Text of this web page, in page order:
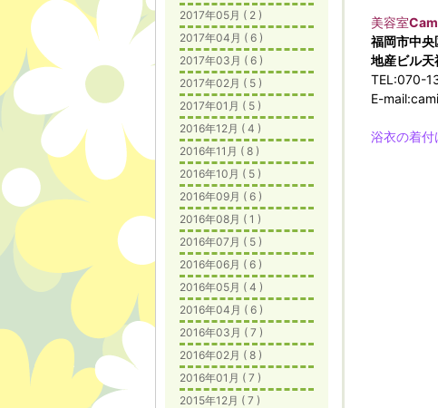
美容室
福岡市中央
地産ビル天
TEL:070-
E-
浴衣の着付
2017年05月 ( 2 )
2017年04月 ( 6 )
2017年03月 ( 6 )
2017年02月 ( 5 )
2017年01月 ( 5 )
2016年12月 ( 4 )
2016年11月 ( 8 )
2016年10月 ( 5 )
2016年09月 ( 6 )
2016年08月 ( 1 )
2016年07月 ( 5 )
2016年06月 ( 6 )
2016年05月 ( 4 )
2016年04月 ( 6 )
2016年03月 ( 7 )
2016年02月 ( 8 )
2016年01月 ( 7 )
2015年12月 ( 7 )